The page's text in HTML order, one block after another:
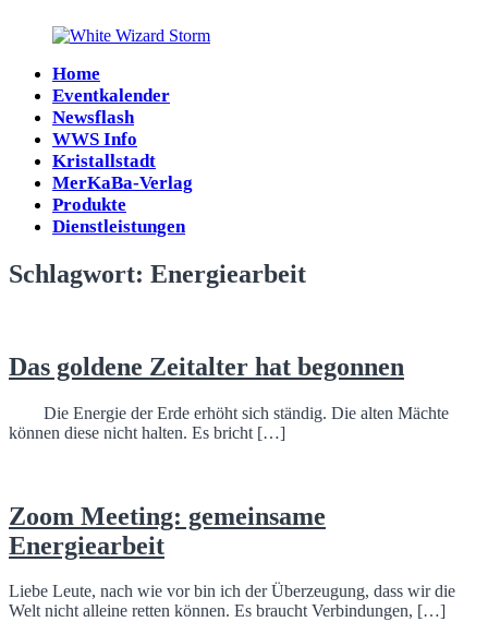
White
Wizard
Home
Eventkalender
Newsflash
WWS Info
Kristallstadt
MerKaBa-Verlag
Produkte
Dienstleistungen
Schlagwort: Energiearbeit
Das goldene Zeitalter hat begonnen
Die Energie der Erde erhöht sich ständig. Die alten Mächte
können diese nicht halten. Es bricht […]
Zoom Meeting: gemeinsame
Energiearbeit
Liebe Leute, nach wie vor bin ich der Überzeugung, dass wir die
Welt nicht alleine retten können. Es braucht Verbindungen, […]